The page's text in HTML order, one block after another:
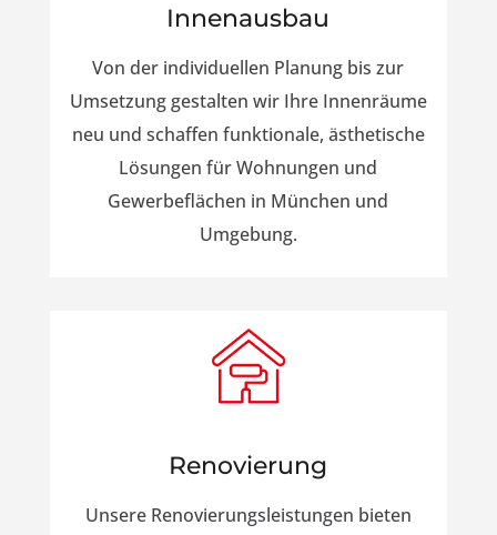
Innenausbau
Von der individuellen Planung bis zur
Umsetzung gestalten wir Ihre Innenräume
neu und schaffen funktionale, ästhetische
Lösungen für Wohnungen und
Gewerbeflächen in München und
Umgebung.
Renovierung
Unsere Renovierungsleistungen bieten